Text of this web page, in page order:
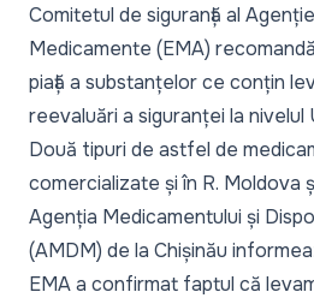
Comitetul de siguranță al
Medicamente (EMA)
piață a substanțelor ce conțin
reevaluări a siguranței la nivelul
Două tipuri de astfel de
comercializate și în R. Moldova
Agenția Medicamentului și
(AMDM) de la Chișinău
EMA a confirmat faptul că